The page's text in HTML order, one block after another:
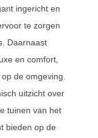
ingericht en
te zorgen
Daarnaast
en comfort,
de omgeving.
uitzicht over
tuinen van het
bieden op de